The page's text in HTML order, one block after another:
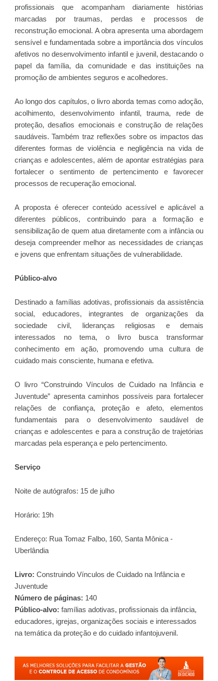
profissionais que acompanham diariamente histórias
marcadas por traumas, perdas e processos de
reconstrução emocional. A obra apresenta uma abordagem
sensível e fundamentada sobre a importância dos vínculos
afetivos no desenvolvimento infantil e juvenil, destacando o
papel da família, da comunidade e das instituições na
promoção de ambientes seguros e acolhedores.
Ao longo dos capítulos, o livro aborda temas como adoção,
acolhimento, desenvolvimento infantil, trauma, rede de
proteção, desafios emocionais e construção de relações
saudáveis. Também traz reflexões sobre os impactos das
diferentes formas de violência e negligência na vida de
crianças e adolescentes, além de apontar estratégias para
fortalecer o sentimento de pertencimento e favorecer
processos de recuperação emocional.
A proposta é oferecer conteúdo acessível e aplicável a
diferentes públicos, contribuindo para a formação e
sensibilização de quem atua diretamente com a infância ou
deseja compreender melhor as necessidades de crianças
e jovens que enfrentam situações de vulnerabilidade.
Público-alvo
Destinado a famílias adotivas, profissionais da assistência
social, educadores, integrantes de organizações da
sociedade civil, lideranças religiosas e demais
interessados no tema, o livro busca transformar
conhecimento em ação, promovendo uma cultura de
cuidado mais consciente, humana e efetiva.
O livro “Construindo Vínculos de Cuidado na Infância e
Juventude” apresenta caminhos possíveis para fortalecer
relações de confiança, proteção e afeto, elementos
fundamentais para o desenvolvimento saudável de
crianças e adolescentes e para a construção de trajetórias
marcadas pela esperança e pelo pertencimento.
Serviço
Noite de autógrafos: 15 de julho
Horário: 19h
Endereço: Rua Tomaz Falbo, 160, Santa Mônica -
Uberlândia
Livro: Construindo Vínculos de Cuidado na Infância e
Juventude
Número de páginas: 140
Público-alvo: famílias adotivas, profissionais da infância,
educadores, igrejas, organizações sociais e interessados
na temática da proteção e do cuidado infantojuvenil.